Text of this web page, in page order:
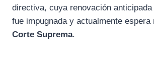
directiva, cuya renovación
fue impugnada y actualmente espera
Corte Suprema.